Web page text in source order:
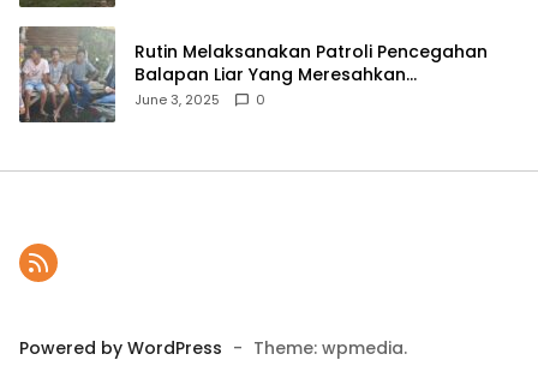
Rutin Melaksanakan Patroli Pencegahan
Balapan Liar Yang Meresahkan
Masyarakat, Polsek Soromandi
June 3, 2025 0
Powered by WordPress - Theme: wpmedia.